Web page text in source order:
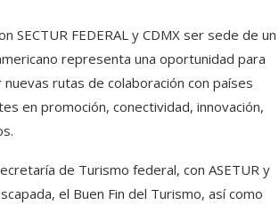
SECTUR FEDERAL y CDMX ser sede de un
representa una oportunidad para
rutas de colaboración con países
en promoción, conectividad, innovación,
de Turismo federal, con ASETUR y
el Buen Fin del Turismo, así como